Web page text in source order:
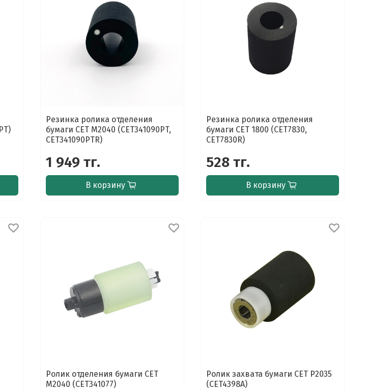
Резинка ролика отделения
бумаги CET M2040 (CET341090PT,
CET341090PTR)
1 949 тг.
В корзину
Резинка ролика отделения
бумаги CET 1800 (CET7830,
CET7830R)
528 тг.
В корзину
Ролик отделения бумаги CET
M2040 (CET341077)
Ролик захвата бумаги CET P2035
(CET4398A)